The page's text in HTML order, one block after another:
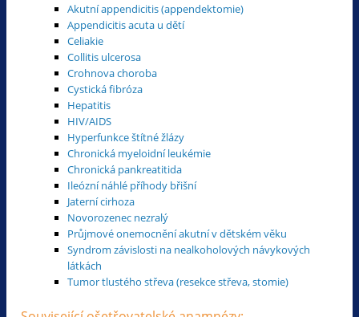
Akutní appendicitis (appendektomie)
Appendicitis acuta u dětí
Celiakie
Collitis ulcerosa
Crohnova choroba
Cystická fibróza
Hepatitis
HIV/AIDS
Hyperfunkce štítné žlázy
Chronická myeloidní leukémie
Chronická pankreatitida
Ileózní náhlé příhody břišní
Jaterní cirhoza
Novorozenec nezralý
Průjmové onemocnění akutní v dětském věku
Syndrom závislosti na nealkoholových návykových
látkách
Tumor tlustého střeva (resekce střeva, stomie)